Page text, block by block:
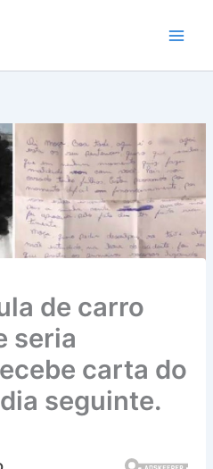
de carro
seria
carta do
seguinte.